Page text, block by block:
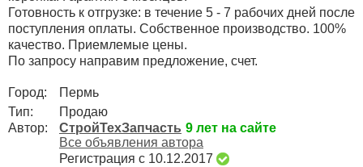
Готовность к отгрузке: в течение 5 - 7 рабочих дней после
поступления оплаты. Собственное производство. 100%
качество. Приемлемые цены.
По запросу направим предложение, счет.
Город:
Пермь
Тип:
Продаю
Автор:
СтройТехЗапчасть 9 лет на сайте
Все объявления автора
Регистрация с 10.12.2017